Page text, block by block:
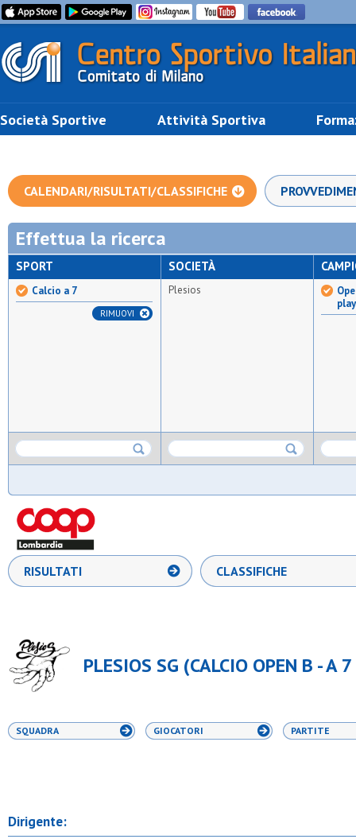
Società Sportive Attività Sportiva
CALENDARI/RISULTATI/CLASSIFICHE
Effettua la ricerca
SPORT
Calcio a 7
RIMUOVI
SOCIETÀ
Plesios
RISULTATI CLASSIFICHE
PLESIOS SG (CALCIO OPEN B - A
SQUADRA GIOCATORI PARTITE
Dirigente: